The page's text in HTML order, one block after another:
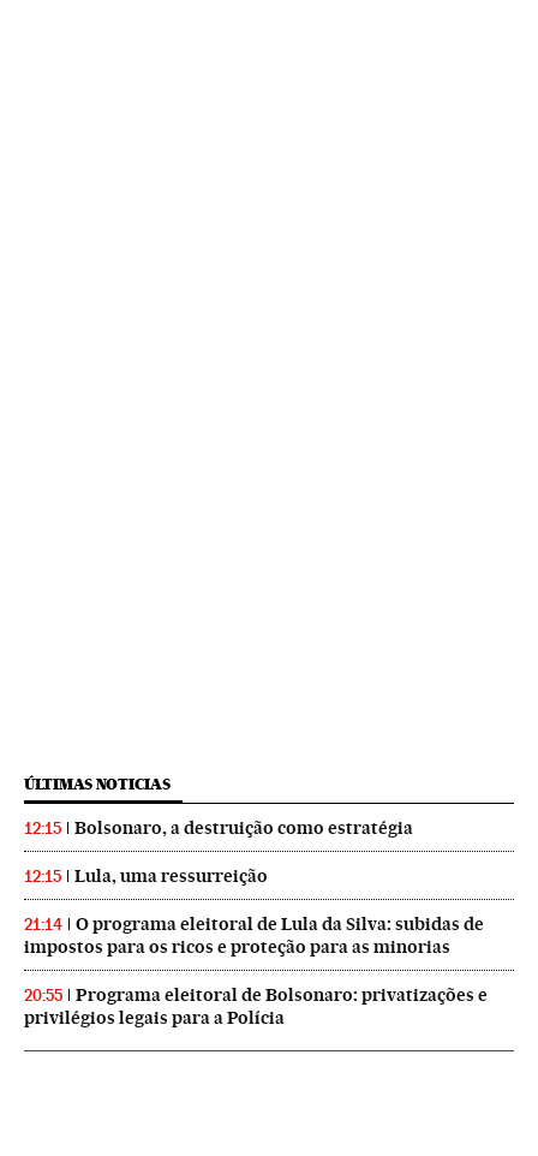
ÚLTIMAS NOTICIAS
12:15 Bolsonaro, a destruição como estratégia
12:15 Lula, uma ressurreição
21:14
O programa eleitoral de Lula da Silva: subidas de
impostos para os ricos e proteção para as minorias
20:55
Programa eleitoral de Bolsonaro: privatizações e
privilégios legais para a Polícia